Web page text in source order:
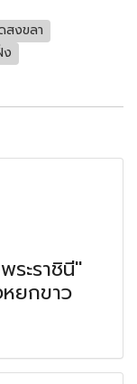
สงขลา
ง
ระราชินี"
หยกขาว